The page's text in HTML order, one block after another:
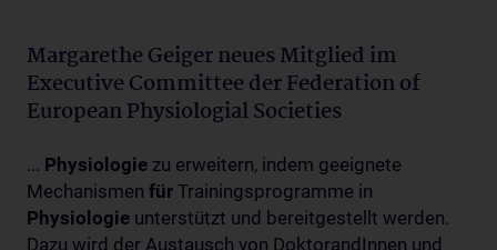
Margarethe Geiger neues Mitglied im
Executive Committee der Federation of
European Physiologial Societies
... Physiologie zu erweitern, indem geeignete
Mechanismen für Trainingsprogramme in
Physiologie unterstützt und bereitgestellt werden.
Dazu wird der Austausch von DoktorandInnen und